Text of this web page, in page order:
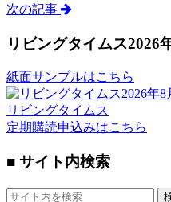
次の記事
リビングタイムス2026
紙面サンプルはこちら
リビングタイムス
定期購読申込みはこちら
■ サイト内検索